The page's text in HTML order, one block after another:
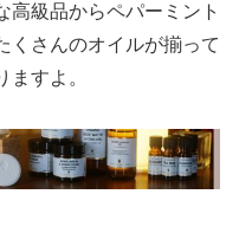
高級品からペパーミント
くさんのオイルが揃って
すよ。